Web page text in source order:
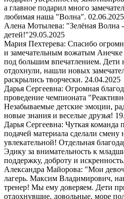
а главное подарил много
любимая наша "Волна". 02.06.2025
Алена Мотылева: "Зелёная Волна
детей!"29.05.2025
Мария Пехтерева: Спасибо
и замечательным вожатым
под большим впечатлением. Дети
отдохнули, нашли новых
раскрылись творчески. 24.04.2025
Дарья Сергеевна: Огромная
проведение чемпионата
Незабываемые детские эмоции,
новые знания и веселые друзья!
Дарья Сергеевна: Чуткая команда
подачей материала сделали смену
увлекательной! Отдельная
Эдику за внимательность к
поддержку, доброту и искренность.
Александра Майорова: "Мои
лагерь. Максим Владимирович,
тренер! Мы ему доверяем. Дети
отдохнувшие, довольные, море